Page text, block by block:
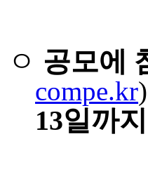
ㅇ 공모에
compe.kr)
13일까